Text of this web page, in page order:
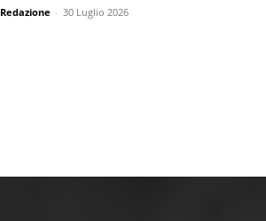
Redazione - 30 Luglio 2026